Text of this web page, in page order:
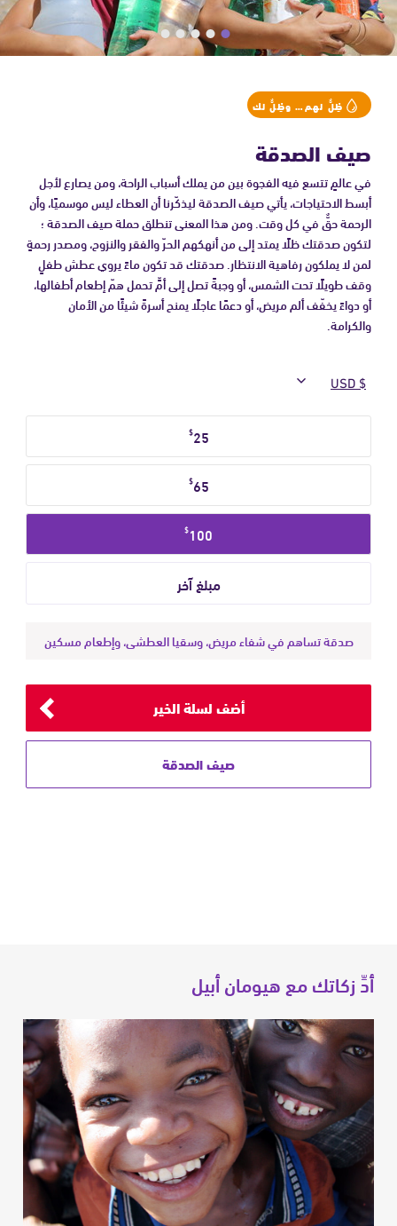
ظِلٌّ لهم… وظِلٌّ لك
صيف الصدقة
في عالمٍ تتسع فيه الفجوة بين من يملك أسباب الراحة، ومن يصارع لأجل
أبسط الاحتياجات، يأتي صيف الصدقة ليذكّرنا أن العطاء ليس موسميًا، وأن
الرحمة حقٌّ في كل وقت. ومن هذا المعنى تنطلق حملة صيف الصدقة ؛
لتكون صدقتك ظلًا يمتد إلى من أنهكهم الحرّ والفقر والنزوح، ومصدر رحمةٍ
لمن لا يملكون رفاهية الانتظار. صدقتك قد تكون ماءً يروي عطش طفلٍ
وقف طويلًا تحت الشمس، أو وجبةً تصل إلى أمٍّ تحمل همّ إطعام أطفالها،
أو دواءً يخفّف ألم مريض، أو دعمًا عاجلًا يمنح أسرةً شيئًا من الأمان
والكرامة.
حدد
التبرع
$25
$65
$100
صدقة تساهم في شفاء مريض، وسقيا العطشى، وإطعام مسكين
أضف لسلة الخير
صيف الصدقة
أدِّ زكاتك مع هيومان أبيل